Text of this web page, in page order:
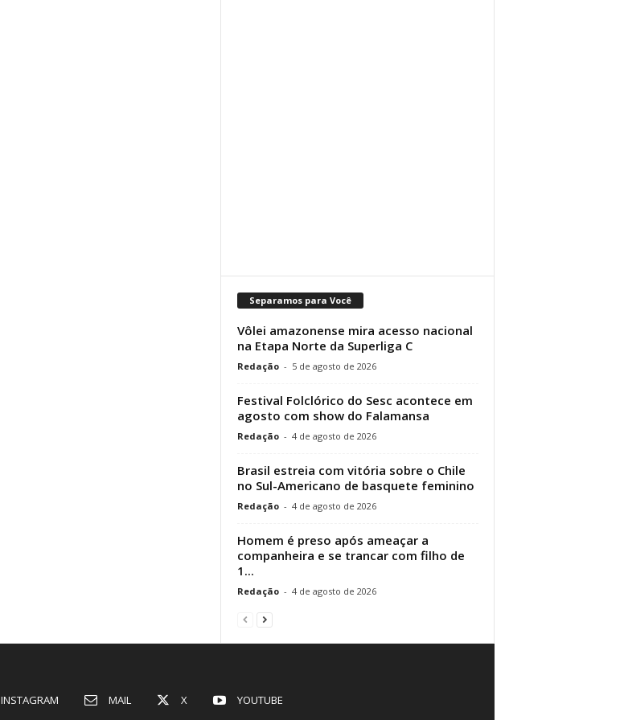
Separamos para Você
Vôlei amazonense mira acesso nacional
na Etapa Norte da Superliga C
Redação - 5 de agosto de 2026
Festival Folclórico do Sesc acontece em
agosto com show do Falamansa
Redação - 4 de agosto de 2026
Brasil estreia com vitória sobre o Chile
no Sul-Americano de basquete feminino
Redação - 4 de agosto de 2026
Homem é preso após ameaçar a
companheira e se trancar com filho de
1...
Redação - 4 de agosto de 2026
INSTAGRAM MAIL X YOUTUBE